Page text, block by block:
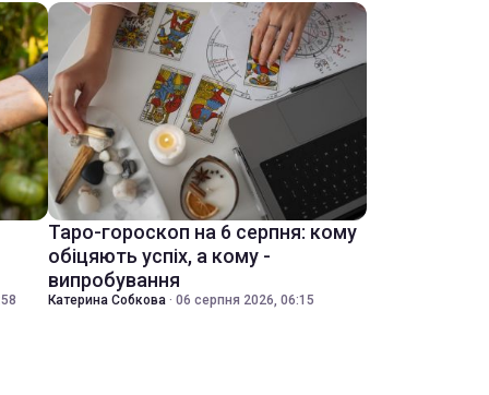
Таро-гороскоп на 6 серпня: кому
обіцяють успіх, а кому -
випробування
Катерина Собкова · 06 серпня 2026, 06:15